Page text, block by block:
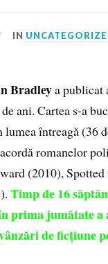
IN
Bradleya publicat
ani. Cartea s-a
întreagă (36
romanelor
(2010),
Timp de 16
prima jumătate a
de ficţiune